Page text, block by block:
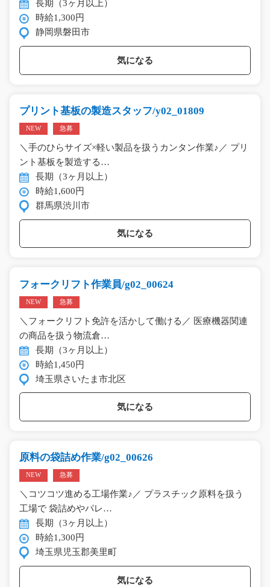
長期（3ヶ月以上）
時給1,300円
静岡県磐田市
気になる
プリント基板の製造スタッフ/y02_01809
NEW 急募
＼手のひらサイズ×軽い製品を扱うカンタン作業♪／ プリ
ント基板を製造する…
長期（3ヶ月以上）
時給1,600円
群馬県渋川市
気になる
フォークリフト作業員/g02_00624
NEW 急募
＼フォークリフト免許を活かして働ける／ 医療機器関連
の商品を扱う物流倉…
長期（3ヶ月以上）
時給1,450円
埼玉県さいたま市北区
気になる
原料の袋詰め作業/g02_00626
NEW 急募
＼コツコツ進める工場作業♪／ プラスチック原料を扱う
工場で 袋詰めやパレ…
長期（3ヶ月以上）
時給1,300円
埼玉県児玉郡美里町
気になる